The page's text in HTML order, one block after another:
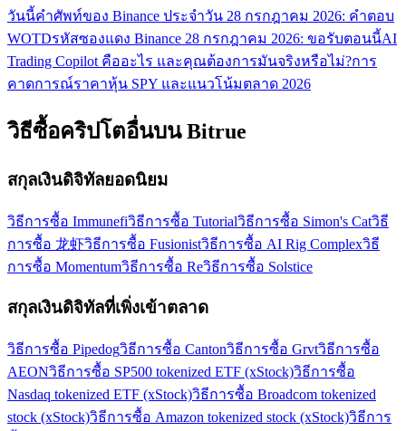
วันนี้คำศัพท์ของ Binance ประจำวัน 28 กรกฎาคม 2026: คำตอบ
WOTDรหัสซองแดง Binance 28 กรกฎาคม 2026: ขอรับตอนนี้AI
Trading Copilot คืออะไร และคุณต้องการมันจริงหรือไม่?การ
คาดการณ์ราคาหุ้น SPY และแนวโน้มตลาด 2026
วิธีซื้อคริปโตอื่นบน Bitrue
สกุลเงินดิจิทัลยอดนิยม
วิธีการซื้อ Immunefiวิธีการซื้อ Tutorialวิธีการซื้อ Simon's Catวิธี
การซื้อ 龙虾วิธีการซื้อ Fusionistวิธีการซื้อ AI Rig Complexวิธี
การซื้อ Momentumวิธีการซื้อ Reวิธีการซื้อ Solstice
สกุลเงินดิจิทัลที่เพิ่งเข้าตลาด
วิธีการซื้อ Pipedogวิธีการซื้อ Cantonวิธีการซื้อ Grvtวิธีการซื้อ
AEONวิธีการซื้อ SP500 tokenized ETF (xStock)วิธีการซื้อ
Nasdaq tokenized ETF (xStock)วิธีการซื้อ Broadcom tokenized
stock (xStock)วิธีการซื้อ Amazon tokenized stock (xStock)วิธีการ